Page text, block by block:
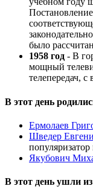
было
1958 год - В
мощный
телепередач,
В этот день
Ермолаев
Шведер
Якубович
В этот день ушли